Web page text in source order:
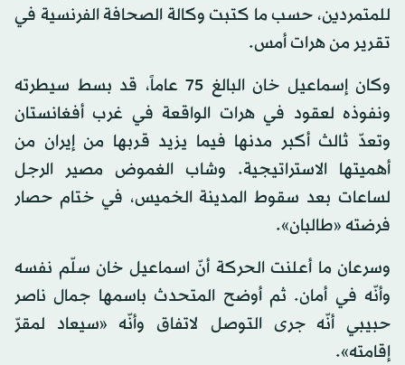
للمتمردين، حسب ما كتبت وكالة الصحافة الفرنسية في
تقرير من هرات أمس.
وكان إسماعيل خان البالغ 75 عاماً، قد بسط سيطرته
ونفوذه لعقود في هرات الواقعة في غرب أفغانستان
وتعدّ ثالث أكبر مدنها فيما يزيد قربها من إيران من
أهميتها الاستراتيجية. وشاب الغموض مصير الرجل
لساعات بعد سقوط المدينة الخميس، في ختام حصار
فرضته «طالبان».
وسرعان ما أعلنت الحركة أنّ اسماعيل خان سلّم نفسه
وأنّه في أمان. ثم أوضح المتحدث باسمها جمال ناصر
حبيبي أنّه جرى التوصل لاتفاق وأنّه «سيعاد لمقرّ
إقامته».